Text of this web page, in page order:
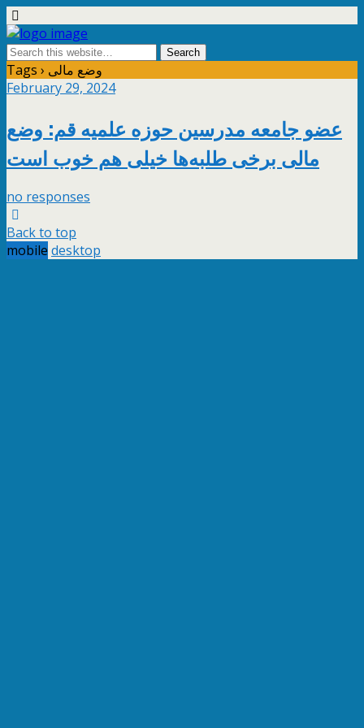
Tags › وضع مالی
February 29, 2024
عضو جامعه مدرسین حوزه علمیه قم: وضع
مالی برخی طلبه‌ها خیلی هم خوب است
no responses
Back to top
mobile desktop